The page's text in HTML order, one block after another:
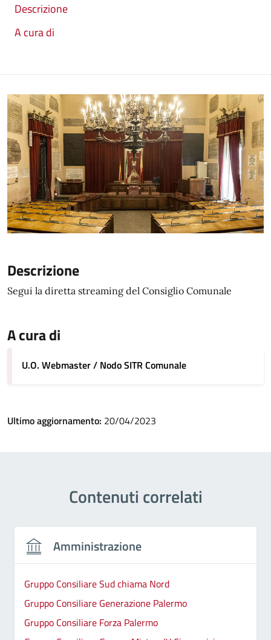
Descrizione
A cura di
Descrizione
Segui la diretta streaming del Consiglio Comunale
A cura di
U.O. Webmaster / Nodo SITR Comunale
Ultimo aggiornamento: 20/04/2023
Contenuti correlati
Amministrazione
Gruppo Consiliare Sud chiama Nord
Gruppo Consiliare Generazione Palermo
Gruppo Consiliare Forza Palermo